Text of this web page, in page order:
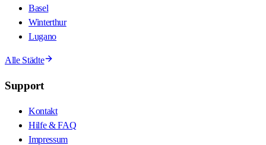
Basel
Winterthur
Lugano
Alle Städte
Support
Kontakt
Hilfe & FAQ
Impressum